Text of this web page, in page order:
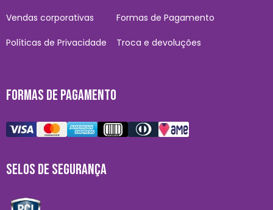
Vendas corporativas
Políticas de Privacidade
Formas de Pagamento
Troca e devoluções
FORMAS DE PAGAMENTO
SELOS DE SEGURANÇA